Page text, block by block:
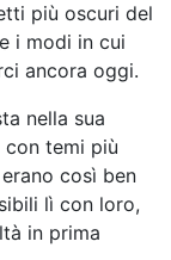
più oscuri del
i modi in cui
ancora oggi.
nella sua
temi più
così ben
lì con loro,
in prima